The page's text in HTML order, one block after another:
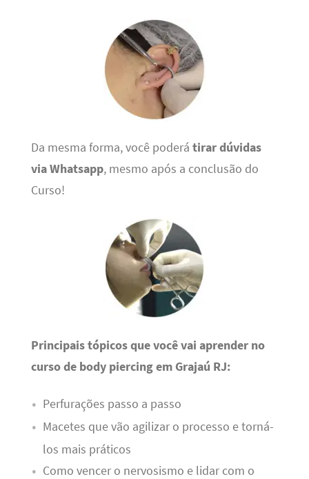
Da mesma forma, você poderá tirar dúvidas
via Whatsapp, mesmo após a conclusão do
Curso!
Principais tópicos que você vai aprender no
curso de body piercing em Grajaú RJ:
Perfurações passo a passo
Macetes que vão agilizar o processo e torná-
los mais práticos
Como vencer o nervosismo e lidar com o